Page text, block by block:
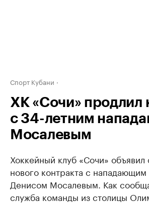
Спорт Кубани
ХК «Сочи» продлил
с 34-летним
Мосалевым
Хоккейный клуб «Сочи»
нового контракта с нападающим
Денисом Мосалевым. Как
служба команды из столицы